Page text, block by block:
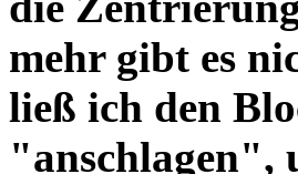
mehr gibt es
ließ ich den
"anschlagen",